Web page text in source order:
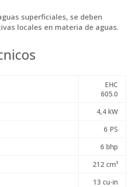
superficiales, se deben
locales en materia de aguas.
EHC
605.0
4,4 kW
6 PS
6 bhp
212 cm³
13 cu-in